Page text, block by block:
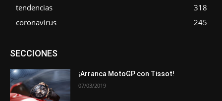
tendencias
318
coronavirus
245
SECCIONESAsociaciones
Novedades
Opiniones Premios Secciones
¡Arranca MotoGP con Tissot!
07/03/2019